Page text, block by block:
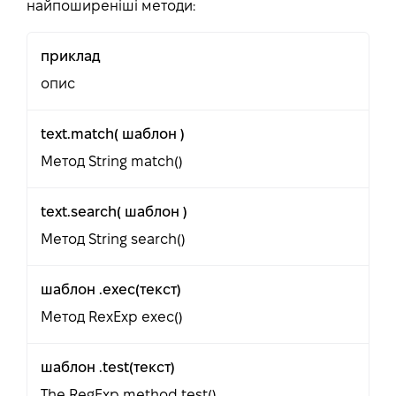
найпоширеніші методи:
приклад
опис
text.match( шаблон )
Метод String match()
text.search( шаблон )
Метод String search()
шаблон .exec(текст)
Метод RexExp exec()
шаблон .test(текст)